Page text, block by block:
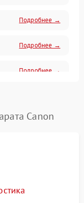
Подробнее →
Подробнее →
Подробнее →
Canon